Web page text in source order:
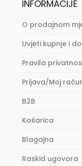
INFORMACIJE
O prodajnom
Uvjeti kupnje i
Pravila
Prijava/Moj
B2B
Košarica
Blagajna
Raskid ugovora